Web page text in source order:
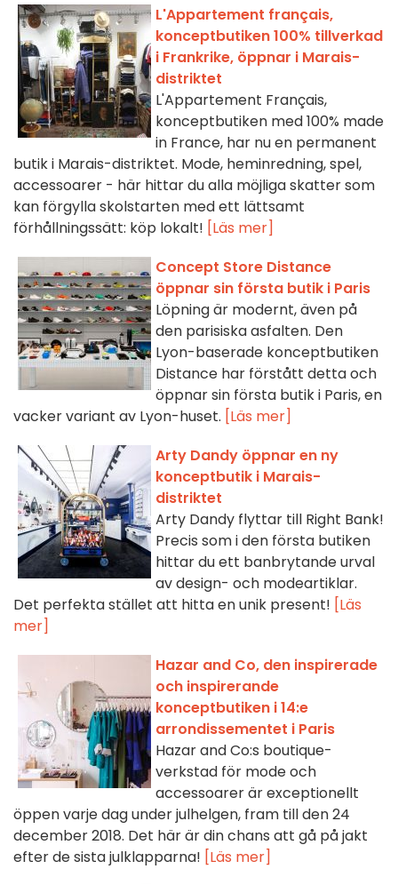
L'Appartement français,
konceptbutiken 100% tillverkad
i Frankrike, öppnar i Marais-
distriktet
L'Appartement Français,
konceptbutiken med 100% made
in France, har nu en permanent
butik i Marais-distriktet. Mode, heminredning, spel,
accessoarer - här hittar du alla möjliga skatter som
kan förgylla skolstarten med ett lättsamt
förhållningssätt: köp lokalt! [Läs mer]
Concept Store Distance
öppnar sin första butik i Paris
Löpning är modernt, även på
den parisiska asfalten. Den
Lyon-baserade konceptbutiken
Distance har förstått detta och
öppnar sin första butik i Paris, en
vacker variant av Lyon-huset. [Läs mer]
Arty Dandy öppnar en ny
konceptbutik i Marais-
distriktet
Arty Dandy flyttar till Right Bank!
Precis som i den första butiken
hittar du ett banbrytande urval
av design- och modeartiklar.
Det perfekta stället att hitta en unik present! [Läs
mer]
Hazar and Co, den inspirerade
och inspirerande
konceptbutiken i 14:e
arrondissementet i Paris
Hazar and Co:s boutique-
verkstad för mode och
accessoarer är exceptionellt
öppen varje dag under julhelgen, fram till den 24
december 2018. Det här är din chans att gå på jakt
efter de sista julklapparna! [Läs mer]